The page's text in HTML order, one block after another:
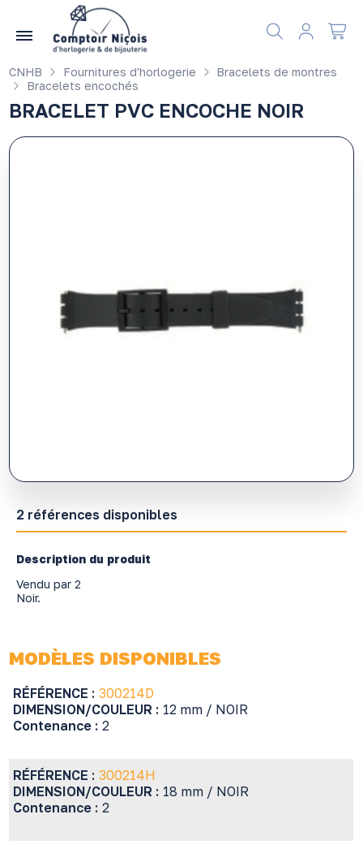
CNHB Fournitures d'horlogerie
Bracelets de montres
Bracelets encochés
BRACELET PVC ENCOCHE NOIR
2 références disponibles
Description du produit
Vendu par 2
Noir.
MODÈLES DISPONIBLES
RÉFÉRENCE : 300214D
DIMENSION/COULEUR : 12 mm / NOIR
Contenance : 2
RÉFÉRENCE : 300214H
DIMENSION/COULEUR : 18 mm / NOIR
Contenance : 2
Gérer les préférences en matière de cookies